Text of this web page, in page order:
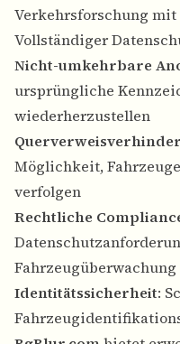
Verkehrsforschung mit
Vollständiger
Nicht-umkehrbare
ursprüngliche
wiederherzustellen
Möglichkeit,
verfolgen
Rechtliche
Fahrzeugüberwachung
Identitätssicherheit: